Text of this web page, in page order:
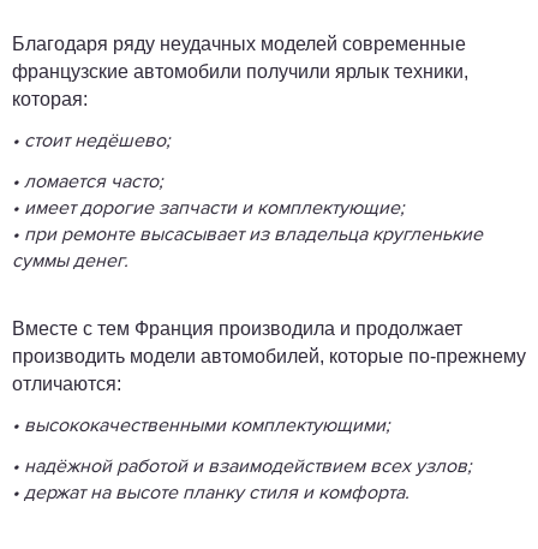
Благодаря ряду неудачных моделей современные
французские автомобили получили ярлык техники,
которая:
• стоит недёшево;
• ломается часто;
• имеет дорогие запчасти и комплектующие;
• при ремонте высасывает из владельца кругленькие
суммы денег.
Вместе с тем Франция производила и продолжает
производить модели автомобилей, которые по-прежнему
отличаются:
• высококачественными комплектующими;
• надёжной работой и взаимодействием всех узлов;
• держат на высоте планку стиля и комфорта.